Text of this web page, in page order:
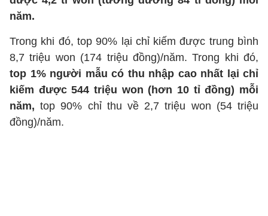
năm.
Trong khi đó, top 90% lại chỉ kiếm được trung bình
8,7 triệu won (174 triệu đồng)/năm. Trong khi đó,
top 1% người mẫu có thu nhập cao nhất lại chỉ
kiếm được 544 triệu won (hơn 10 tỉ đồng) mỗi
năm,top 90% chỉ thu về 2,7 triệu won (54 triệu
đồng)/năm.